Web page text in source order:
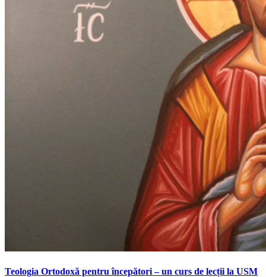
Teologia Ortodoxă pentru începători – un curs de lecții la USM